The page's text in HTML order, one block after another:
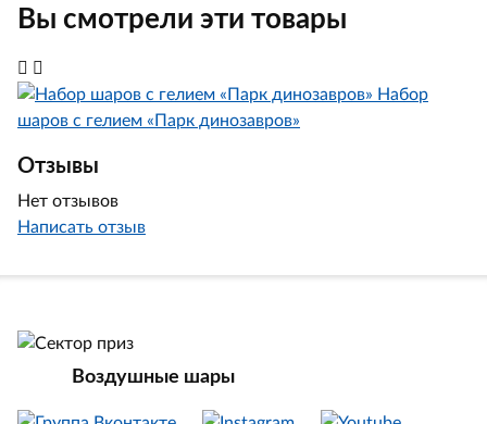
Вы смотрели эти товары
Набор
шаров с гелием «Парк динозавров»
Отзывы
Нет отзывов
Написать отзыв
Воздушные шары